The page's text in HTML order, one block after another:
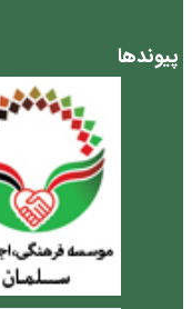
پیوندها